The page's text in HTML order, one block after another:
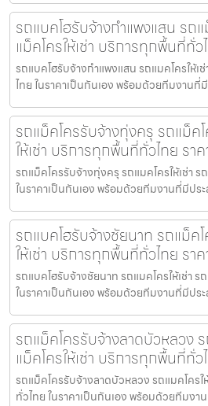
รถแบคโฮรับจ้างกำแพงแสน รถ
แม็คโครให้เช่า บริการทุกพื้นที่ทั่ว
รถแบคโฮรับจ้างกำแพงแสน รถแมคโครให้เ
ไทย ในราคาเป็นกันเอง พร้อมด้วยทีมงานที่
รถแม็คโครรับจ้างทุ่งครุ รถแม็ค
ให้เช่า บริการทุกพื้นที่ทั่วไทย รา
รถแม็คโครรับจ้างทุ่งครุ รถแมคโครให้เช่า
ในราคาเป็นกันเอง พร้อมด้วยทีมงานที่มีปร
รถแบคโฮรับจ้างชัยนาท รถแม็ค
ให้เช่า บริการทุกพื้นที่ทั่วไทย รา
รถแบคโฮรับจ้างชัยนาท รถแมคโครให้เช่า
ในราคาเป็นกันเอง พร้อมด้วยทีมงานที่มีปร
รถแม็คโครรับจ้างลาดบัวหลวง
แม็คโครให้เช่า บริการทุกพื้นที่ทั่ว
รถแม็คโครรับจ้างลาดบัวหลวง รถแมคโครใ
ทั่วไทย ในราคาเป็นกันเอง พร้อมด้วยทีมง